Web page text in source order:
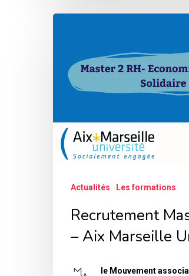
Université
Actualités Les formations
Recrutement
– Aix Marseille
le Mouvement